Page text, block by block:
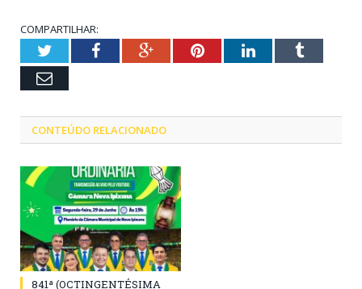
COMPARTILHAR:
TwitterFacebookGoogle+PinterestLinkedInTumblr
Email
CONTEÚDO RELACIONADO
841ª (OCTINGENTÉSIMA